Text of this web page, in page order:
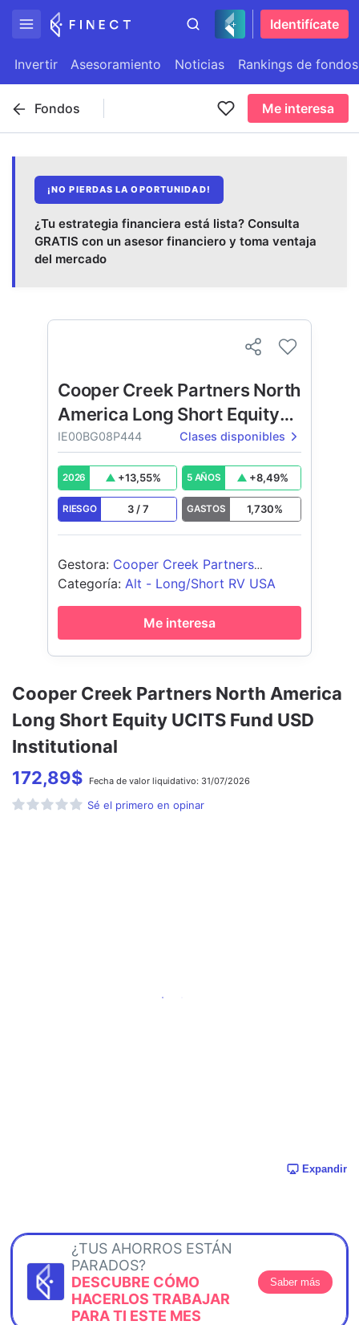
Identifícate
Invertir Asesoramiento Noticias Rankings de fondos
Fondos Me interesa
¡NO PIERDAS LA OPORTUNIDAD!
¿Tu estrategia financiera está lista? Consulta
GRATIS con un asesor financiero y toma ventaja
del mercado
Cooper Creek Partners North America
Long Short Equity UCITS Fund USD
Institutional
172,89$ Fecha de valor liquidativo: 31/07/2026
Sé el primero en opinar
Expandir
¿TUS AHORROS ESTÁN
PARADOS?
DESCUBRE CÓMO
HACERLOS TRABAJAR
PARA TI ESTE MES
Saber más
Cooper Creek Partners North
America Long Short Equity
UCITS Fund
IE00BG08P444 Clases disponibles
2026 +13,55% 5 AÑOS +8,49%
RIESGO 3 /7 GASTOS 1,730%
Gestora: Cooper Creek Partners
Management LLC
Categoría: Alt - Long/Short RV USA
Me interesa